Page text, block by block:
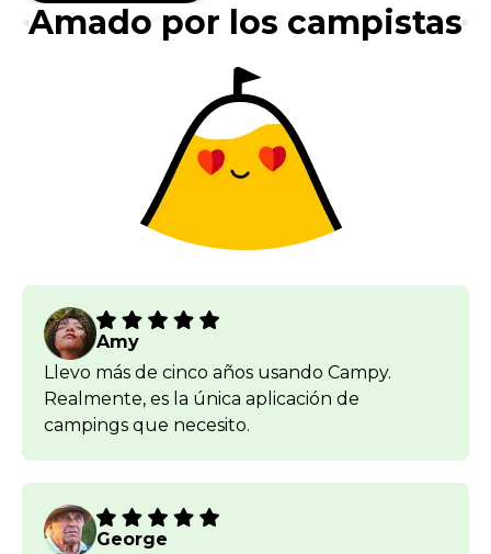
Amado por los campistas
Amy
Llevo más de cinco años usando Campy.
Realmente, es la única aplicación de
campings que necesito.
George